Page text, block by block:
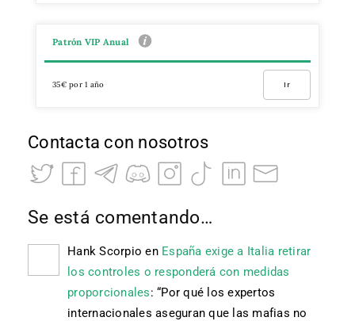
Patrón VIP Anual
35€ por 1 año Ir
Contacta con nosotros
Se está comentando…
Hank Scorpio en España exige a Italia retirar
los controles o responderá con medidas
proporcionales: “Por qué los expertos
internacionales aseguran que las mafias no